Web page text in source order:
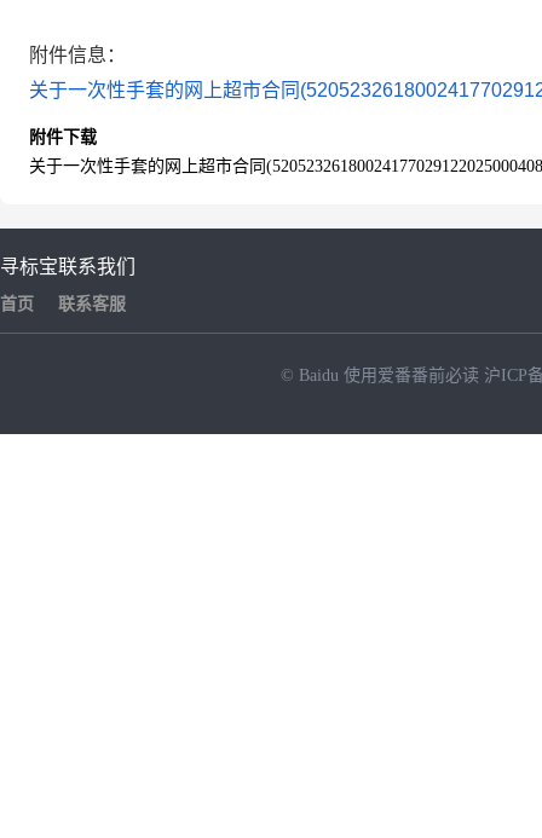
附件信息：
关于一次性手套的网上超市合同
附件下载
关于一次性手套的网上超市合同
寻标宝
首页
联系我们
联系客服
© Baidu 使用爱番番前必读 沪ICP